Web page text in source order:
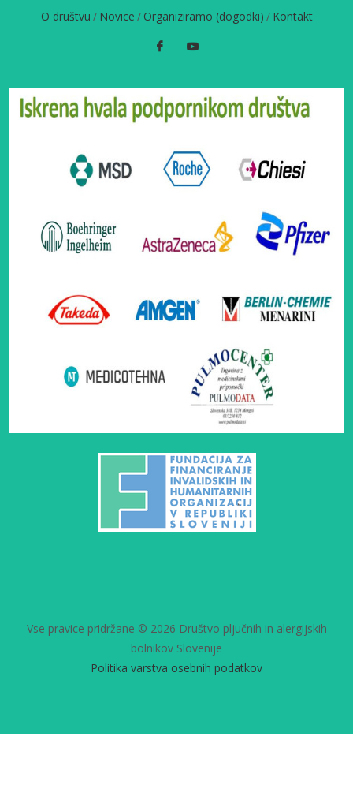
Vse pravice pridržane © 2026 Društvo pljučnih in alergijskih
bolnikov Slovenije
Politika varstva osebnih podatkov
O društvu / Novice / Organiziramo (dogodki) / Kontakt